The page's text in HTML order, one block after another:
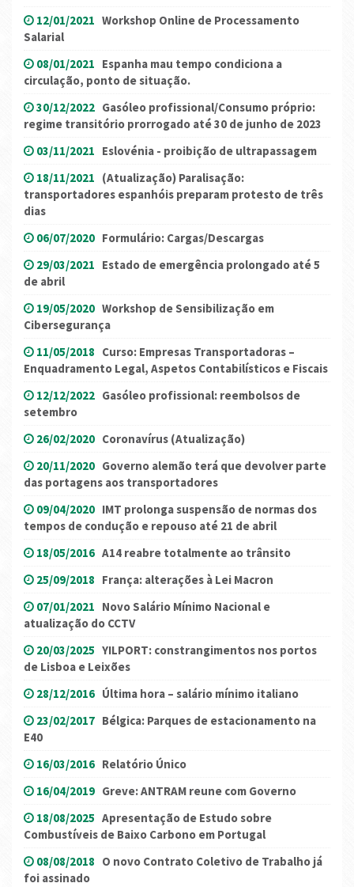
12/01/2021 Workshop Online de Processamento
Salarial
08/01/2021 Espanha mau tempo condiciona a
circulação, ponto de situação.
30/12/2022 Gasóleo profissional/Consumo próprio:
regime transitório prorrogado até 30 de junho de 2023
03/11/2021 Eslovénia - proibição de ultrapassagem
18/11/2021 (Atualização) Paralisação:
transportadores espanhóis preparam protesto de três
dias
06/07/2020 Formulário: Cargas/Descargas
29/03/2021 Estado de emergência prolongado até 5
de abril
19/05/2020 Workshop de Sensibilização em
Cibersegurança
11/05/2018 Curso: Empresas Transportadoras –
Enquadramento Legal, Aspetos Contabilísticos e Fiscais
12/12/2022 Gasóleo profissional: reembolsos de
setembro
26/02/2020 Coronavírus (Atualização)
20/11/2020 Governo alemão terá que devolver parte
das portagens aos transportadores
09/04/2020 IMT prolonga suspensão de normas dos
tempos de condução e repouso até 21 de abril
18/05/2016 A14 reabre totalmente ao trânsito
25/09/2018 França: alterações à Lei Macron
07/01/2021 Novo Salário Mínimo Nacional e
atualização do CCTV
20/03/2025 YILPORT: constrangimentos nos portos
de Lisboa e Leixões
28/12/2016 Última hora – salário mínimo italiano
23/02/2017 Bélgica: Parques de estacionamento na
E40
16/03/2016 Relatório Único
16/04/2019 Greve: ANTRAM reune com Governo
18/08/2025 Apresentação de Estudo sobre
Combustíveis de Baixo Carbono em Portugal
08/08/2018 O novo Contrato Coletivo de Trabalho já
foi assinado